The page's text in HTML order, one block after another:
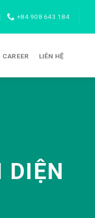
+84 908 643 184
CAREER LIÊN HỆ
DIỆN